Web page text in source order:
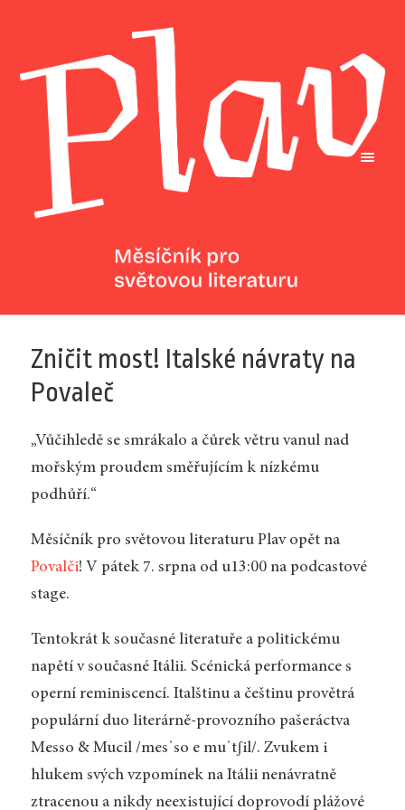
Zničit most! Italské návraty na
Povaleč
„Vůčihledě se smrákalo a čůrek větru vanul nad
mořským proudem směřujícím k nízkému
podhůří.“
Měsíčník pro světovou literaturu Plav opět na
Povalči! V pátek 7. srpna od u13:00 na podcastové
stage.
Tentokrát k současné literatuře a politickému
napětí v současné Itálii. Scénická performance s
operní reminiscencí. Italštinu a češtinu provětrá
populární duo literárně-provozního pašeráctva
Messo & Mucil /mesˈso e muˈtʃil/. Zvukem i
hlukem svých vzpomínek na Itálii nenávratně
ztracenou a nikdy neexistující doprovodí plážové